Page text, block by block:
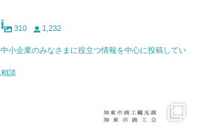
310 1,232
小企業のみなさまに役立つ情報を中心に投稿してい
談